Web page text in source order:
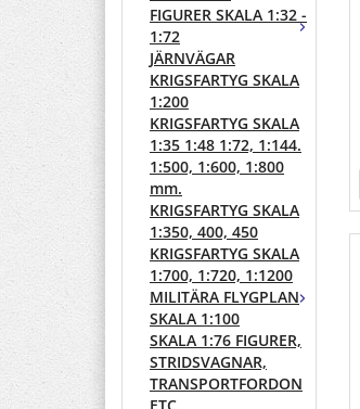
FIGURER SKALA 1:32 -
1:72
JÄRNVÄGAR
KRIGSFARTYG SKALA
1:200
KRIGSFARTYG SKALA
1:35 1:48 1:72, 1:144.
1:500, 1:600, 1:800
mm.
KRIGSFARTYG SKALA
1:350, 400, 450
KRIGSFARTYG SKALA
1:700, 1:720, 1:1200
MILITÄRA FLYGPLAN
SKALA 1:100
SKALA 1:76 FIGURER,
STRIDSVAGNAR,
TRANSPORTFORDON